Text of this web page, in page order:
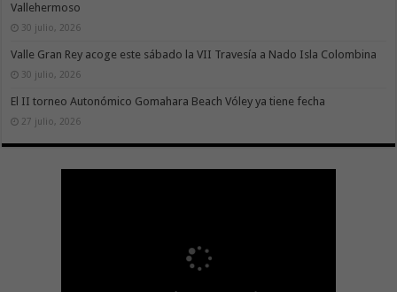
Vallehermoso
30 julio, 2026
Valle Gran Rey acoge este sábado la VII Travesía a Nado Isla Colombina
30 julio, 2026
El II torneo Autonómico Gomahara Beach Vóley ya tiene fecha
27 julio, 2026